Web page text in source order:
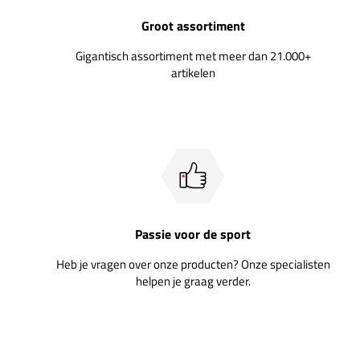
Groot assortiment
Gigantisch assortiment met meer dan 21.000+
artikelen
Passie voor de sport
Heb je vragen over onze producten? Onze specialisten
helpen je graag verder.